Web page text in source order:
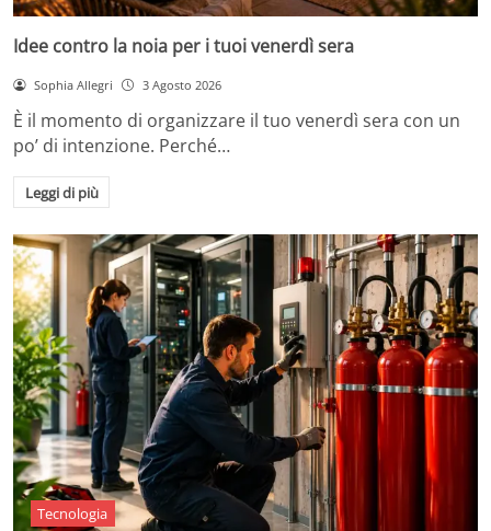
Idee contro la noia per i tuoi venerdì sera
Sophia Allegri 3 Agosto 2026
È il momento di organizzare il tuo venerdì sera con un
po’ di intenzione. Perché…
Leggi di più
Tecnologia